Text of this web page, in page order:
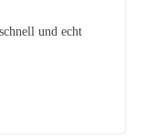
und echt